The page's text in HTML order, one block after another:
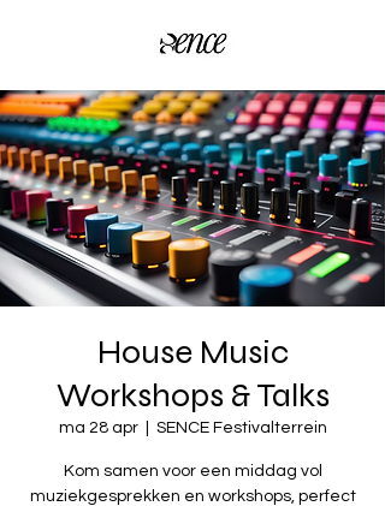
House Music
Workshops & Talks
ma 28 apr
  |
SENCE Festivalterrein
Kom samen voor een middag vol
muziekgesprekken en workshops, perfect